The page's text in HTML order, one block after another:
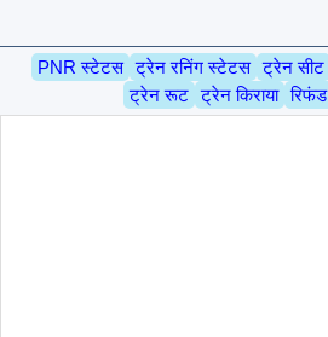
PNR स्टेटस ट्रेन रनिंग स्टेटस ट्रेन सीट
ट्रेन रूट ट्रेन किराया रिफंड